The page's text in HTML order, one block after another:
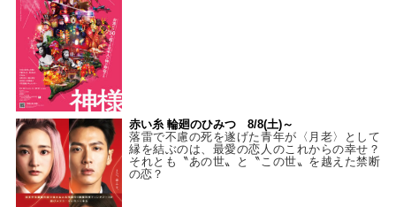
赤い糸 輪廻のひみつ 8/8(土)～
落雷で不慮の死を遂げた青年が〈月老〉として
縁を結ぶのは、最愛の恋人のこれからの幸せ？
それとも〝あの世〟と〝この世〟を越えた禁断
の恋？